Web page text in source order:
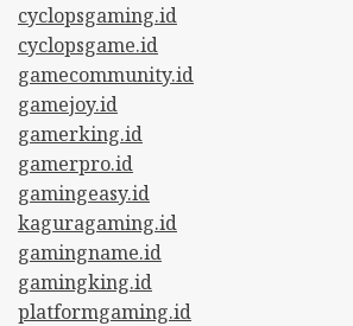
cyclopsgaming.id
cyclopsgame.id
gamecommunity.id
gamejoy.id
gamerking.id
gamerpro.id
gamingeasy.id
kaguragaming.id
gamingname.id
gamingking.id
platformgaming.id